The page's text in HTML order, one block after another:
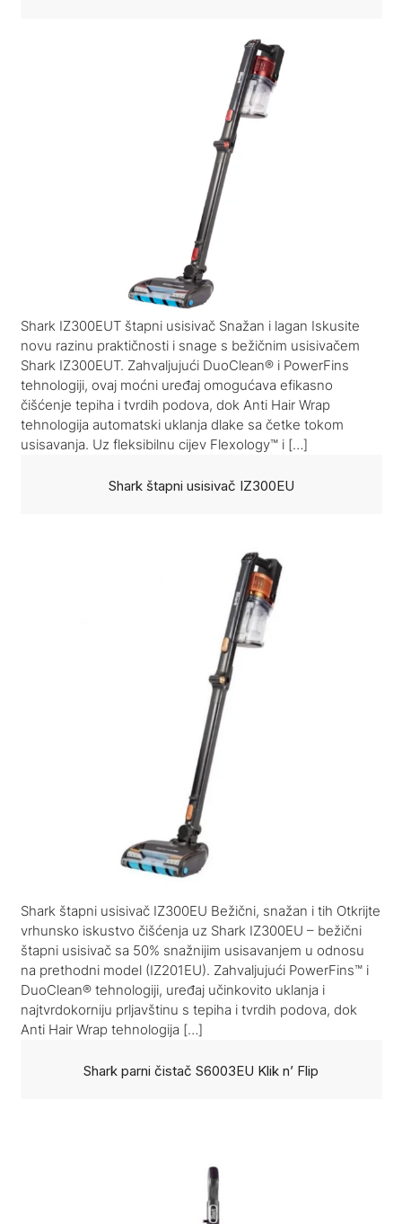
Shark IZ300EUT štapni usisivač Snažan i lagan Iskusite
novu razinu praktičnosti i snage s bežičnim usisivačem
Shark IZ300EUT. Zahvaljujući DuoClean® i PowerFins
tehnologiji, ovaj moćni uređaj omogućava efikasno
čišćenje tepiha i tvrdih podova, dok Anti Hair Wrap
tehnologija automatski uklanja dlake sa četke tokom
usisavanja. Uz fleksibilnu cijev Flexology™ i […]
Shark štapni usisivač IZ300EU
Shark štapni usisivač IZ300EU Bežični, snažan i tih Otkrijte
vrhunsko iskustvo čišćenja uz Shark IZ300EU – bežični
štapni usisivač sa 50% snažnijim usisavanjem u odnosu
na prethodni model (IZ201EU). Zahvaljujući PowerFins™ i
DuoClean® tehnologiji, uređaj učinkovito uklanja i
najtvrdokorniju prljavštinu s tepiha i tvrdih podova, dok
Anti Hair Wrap tehnologija […]
Shark parni čistač S6003EU Klik n’ Flip